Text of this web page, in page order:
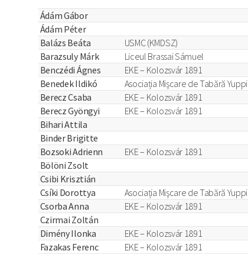
Ádám Gábor
Ádám Péter
Balázs Beáta
USMC (KMDSZ)
Barazsuly Márk
Liceul Brassai Sámuel
Benczédi Ágnes
EKE – Kolozsvár 1891
Benedek Ildikó
Asociația Mişcare de Tabără Yuppi
Berecz Csaba
EKE – Kolozsvár 1891
Berecz Gyöngyi
EKE – Kolozsvár 1891
Bihari Attila
Binder Brigitte
Bozsoki Adrienn
EKE – Kolozsvár 1891
Bölöni Zsolt
Csibi Krisztián
Csíki Dorottya
Asociația Mişcare de Tabără Yuppi
Csorba Anna
EKE – Kolozsvár 1891
Czirmai Zoltán
Dimény Ilonka
EKE – Kolozsvár 1891
Fazakas Ferenc
EKE – Kolozsvár 1891